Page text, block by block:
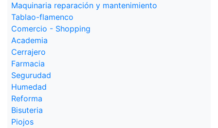
Maquinaria reparación y mantenimiento
Tablao-flamenco
Comercio - Shopping
Academia
Cerrajero
Farmacia
Segurudad
Humedad
Reforma
Bisuteria
Piojos